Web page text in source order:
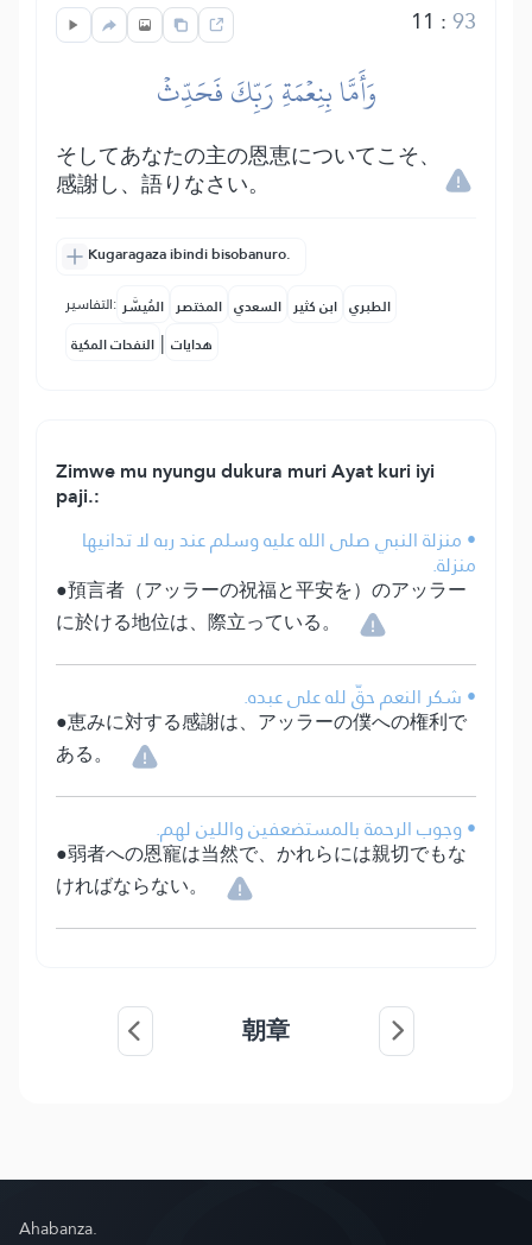
11 :93
وَأَمَّا بِنِعۡمَةِ رَبِّكَ فَحَدِّثۡ
そしてあなたの主の恩恵についてこそ、
感謝し、語りなさい。
Kugaragaza ibindi bisobanuro.
التفاسير: المُيسَّر المختصر السعدي ابن كثير الطبري
النفحات المكية | هدايات
Zimwe mu nyungu dukura muri Ayat kuri iyi
paji.:
• منزلة النبي صلى الله عليه وسلم عند ربه لا تدانيها
منزلة.
●預言者（アッラーの祝福と平安を）のアッラー
に於ける地位は、際立っている。
• شكر النعم حقّ لله على عبده.
●恵みに対する感謝は、アッラーの僕への権利で
ある。
• وجوب الرحمة بالمستضعفين واللين لهم.
●弱者への恩寵は当然で、かれらには親切でもな
ければならない。
朝章
Ahabanza.